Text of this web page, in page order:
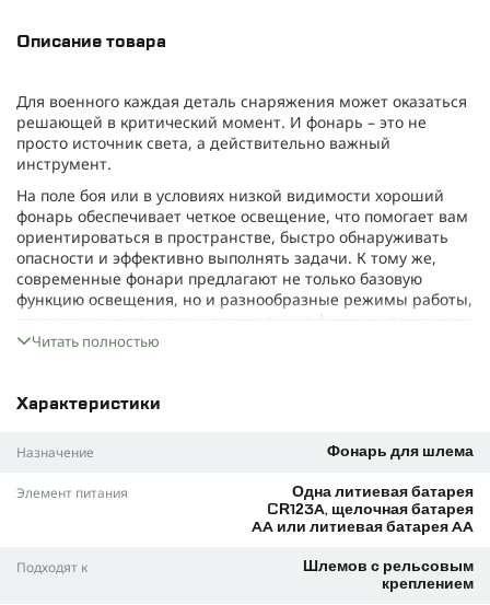
Описание товара
Для военного каждая деталь снаряжения может оказаться
решающей в критический момент. И фонарь – это не
просто источник света, а действительно важный
инструмент.
На поле боя или в условиях низкой видимости хороший
фонарь обеспечивает четкое освещение, что помогает вам
ориентироваться в пространстве, быстро обнаруживать
опасности и эффективно выполнять задачи. К тому же,
современные фонари предлагают не только базовую
функцию освещения, но и разнообразные режимы работы,
регулировку угла света и специальные функции, такие как
маячки для распознавания.
фонаря для военного. Он подходит для шлемов с рельсами
ARC и другого снаряжения.
Почему фонарь Sidewinder MPLS 5LED должен быть в
Светодиоды.Фонарь имеет целых 5 светодиодов разных
цветов – белый, красный, зеленый, синий и ИК. Это
обеспечивает универсальность и готовность к любым
условиям.
. Военному
Читать полностью
Характеристики
Назначение Фонарь для шлема
Элемент питания
Одна литиевая батарея
CR123A, щелочная батарея
AA или литиевая батарея AA
Подходят к
Шлемов с рельсовым
креплением